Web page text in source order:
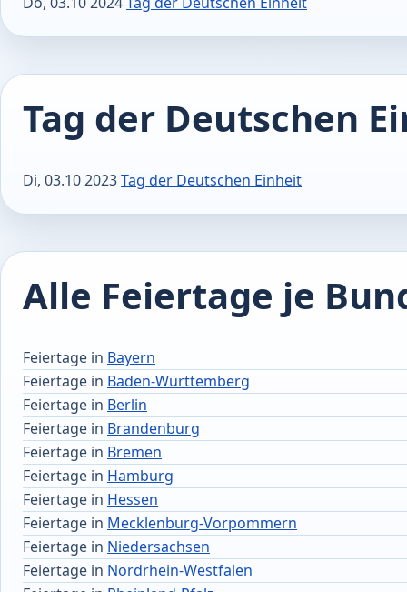
Tag der Deutschen
Di, 03.10 2023Tag der Deutschen Einheit
Alle Feiertage je
Feiertage in Bayern
Feiertage in Baden-Württemberg
Feiertage in Berlin
Feiertage in Brandenburg
Feiertage in Bremen
Feiertage in Hamburg
Feiertage in Hessen
Feiertage in Mecklenburg-Vorpommern
Feiertage in Niedersachsen
Feiertage in Nordrhein-Westfalen